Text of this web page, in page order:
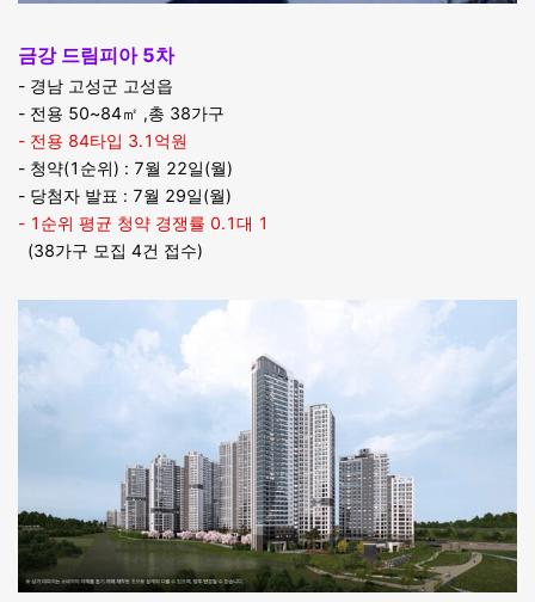
금강 드림피아 5차
- 경남 고성군 고성읍
- 전용 50~84㎡ ,총 38가구
- 전용 84타입 3.1억원
- 청약(1순위) : 7월 22일(월)
- 당첨자 발표 : 7월 29일(월)
- 1순위 평균 청약 경쟁률 0.1대 1
(38가구 모집 4건 접수)